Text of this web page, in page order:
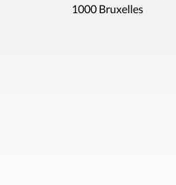
1000 Bruxelles